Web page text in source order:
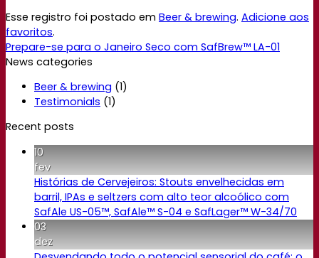
Esse registro foi postado em Beer & brewing. Adicione aos
favoritos.
Prepare-se para o Janeiro Seco com SafBrew™ LA-01
News categories
Beer & brewing (1)
Testimonials (1)
Recent posts
10
fev
Histórias de Cervejeiros: Stouts envelhecidas em
barril, IPAs e seltzers com alto teor alcoólico com
SafAle US-05™, SafAle™ S-04 e SafLager™ W-34/70
03
dez